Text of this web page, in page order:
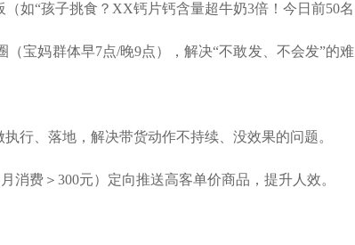
如“孩子挑食？XX钙片钙含量超牛奶3倍！今日前50名
宝妈群体早7点/晚9点），解决“不敢发、不会发”的难
行、落地，解决带货动作不持续、没效果的问题。
消费＞300元）定向推送高客单价商品，提升人效。